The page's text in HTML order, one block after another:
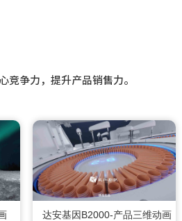
竞争力，提升产品销售力。
达安基因B2000-产品三维动画